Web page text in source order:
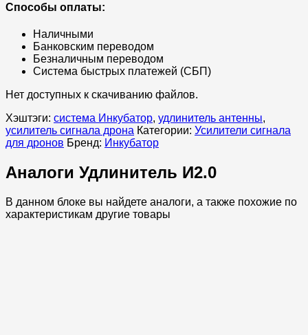
Способы оплаты:
Наличными
Банковским переводом
Безналичным переводом
Система быстрых платежей (СБП)
Нет доступных к скачиванию файлов.
Хэштэги: система Инкубатор, удлинитель антенны,
усилитель сигнала дрона Категории: Усилители сигнала
для дронов Бренд: Инкубатор
Аналоги Удлинитель И2.0
В данном блоке вы найдете аналоги, а также похожие по
характеристикам другие товары